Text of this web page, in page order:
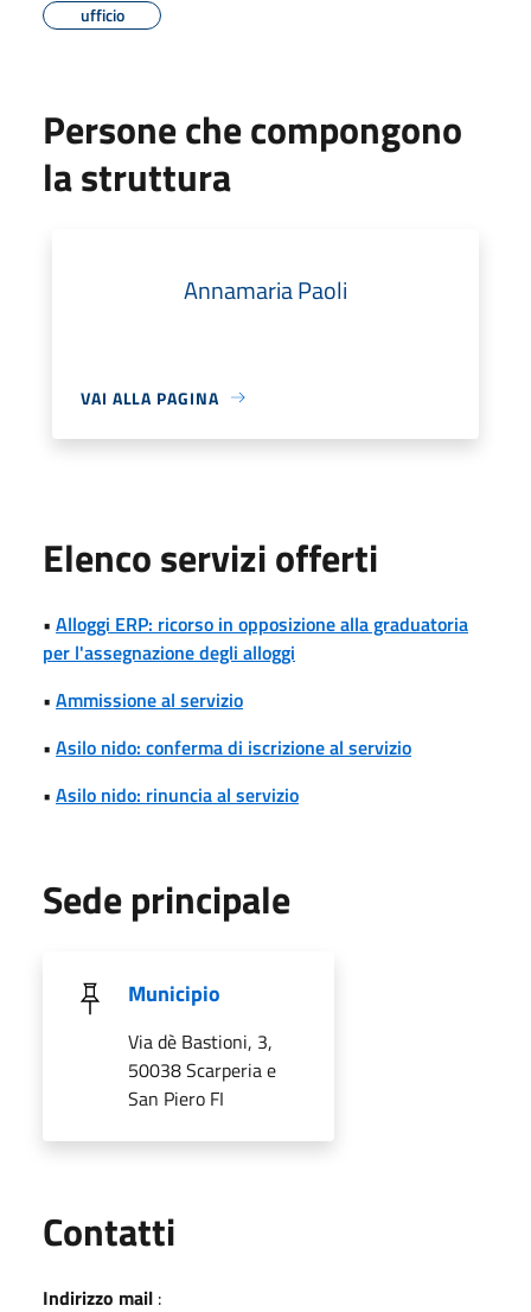
ufficio
Persone che compongono
la struttura
Annamaria Paoli
VAI ALLA PAGINA
Elenco servizi offerti
• Alloggi ERP: ricorso in opposizione alla graduatoria
per l'assegnazione degli alloggi
• Ammissione al servizio
• Asilo nido: conferma di iscrizione al servizio
• Asilo nido: rinuncia al servizio
Sede principale
Municipio
Via dè Bastioni, 3,
50038 Scarperia e
San Piero FI
Contatti
Indirizzo mail :